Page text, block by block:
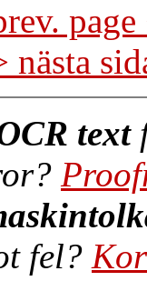
nästa
text
fel?